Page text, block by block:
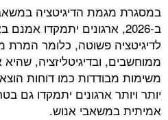
במסגרת מגמת הדיגיטציה
ב-2026, ארגונים יתמקדו
לדיגיטציה פשוטה, כלומר המרת
ממוחשבים, ובדיגיטליזציה,
משימות מבודדות כמו דוחות
יותר ויותר ארגונים יתמקדו גם
אמיתית במשאבי אנוש.